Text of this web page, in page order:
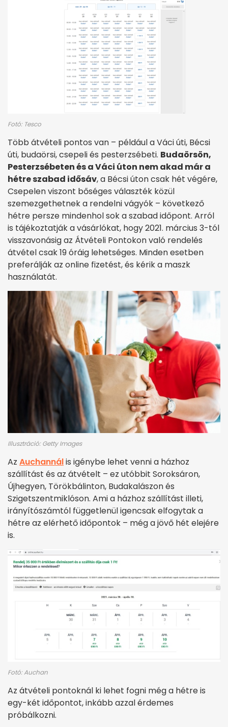
Fotó: Tesco
Több átvételi pontos van – például a Váci úti, Bécsi
úti, budaörsi, csepeli és pesterzsébeti. Budaörsön,
Pesterzsébeten és a Váci úton nem akad már a
hétre szabad idősáv, a Bécsi úton csak hét végére,
Csepelen viszont bőséges választék közül
szemezgethetnek a rendelni vágyók – következő
hétre persze mindenhol sok a szabad időpont. Arról
is tájékoztatják a vásárlókat, hogy 2021. március 3-tól
visszavonásig az Átvételi Pontokon való rendelés
átvétel csak 19 óráig lehetséges. Minden esetben
preferálják az online fizetést, és kérik a maszk
használatát.
Illusztráció: Getty Images
Az Auchannális igénybe lehet venni a házhoz
szállítást és az átvételt – ez utóbbit Soroksáron,
Újhegyen, Törökbálinton, Budakalászon és
Szigetszentmiklóson. Ami a házhoz szállítást illeti,
irányítószámtól függetlenül igencsak elfogytak a
hétre az elérhető időpontok – még a jövő hét elejére
is.
Fotó: Auchan
Az átvételi pontoknál ki lehet fogni még a hétre is
egy-két időpontot, inkább azzal érdemes
próbálkozni.